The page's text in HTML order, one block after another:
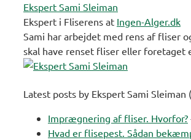
Ekspert Sami Sleiman
Ekspert i Fliserens at Ingen-Alger.dk
Sami har arbejdet med rens af fliser
skal have renset fliser eller foretaget
Latest posts by Ekspert Sami Sleiman (
Imprægnering af fliser. Hvorfor?
Hvad er flisepest. Sådan